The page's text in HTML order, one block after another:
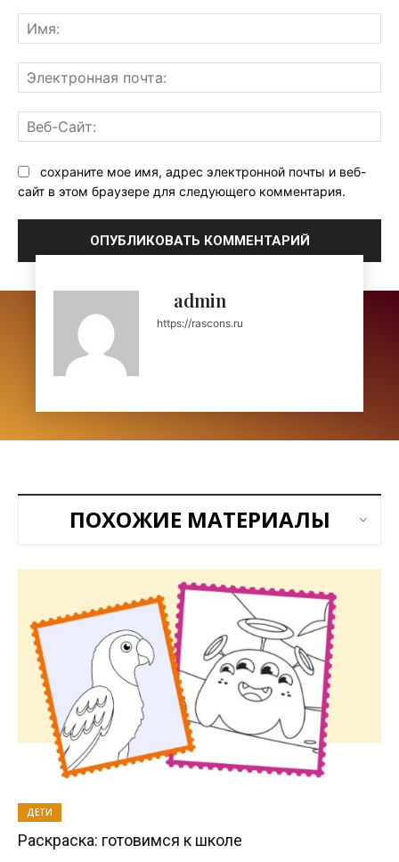
сохраните мое имя, адрес электронной почты и веб-
сайт в этом браузере для следующего комментария.
admin
https://rascons.ru
ПОХОЖИЕ МАТЕРИАЛЫ
ДЕТИ
Раскраска: готовимся к школе